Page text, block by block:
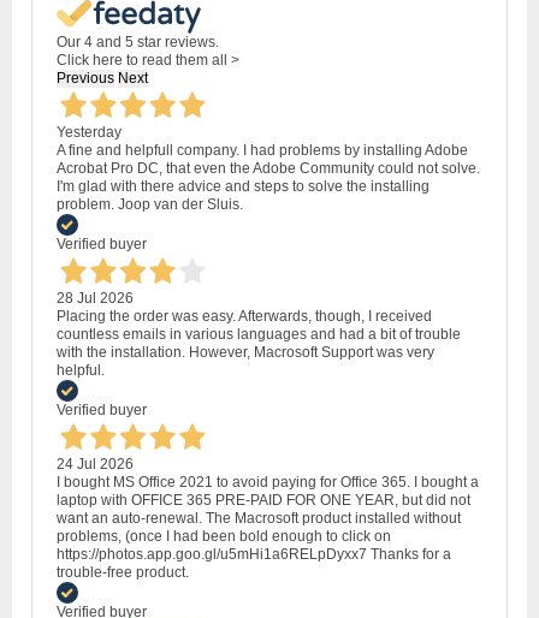
Our 4 and 5 star reviews.
Click here to read them all >
Previous Next
Yesterday
A fine and helpfull company. I had problems by installing Adobe
Acrobat Pro DC, that even the Adobe Community could not solve.
I'm glad with there advice and steps to solve the installing
problem. Joop van der Sluis.
Verified buyer
28 Jul 2026
Placing the order was easy. Afterwards, though, I received
countless emails in various languages and had a bit of trouble
with the installation. However, Macrosoft Support was very
helpful.
Verified buyer
24 Jul 2026
I bought MS Office 2021 to avoid paying for Office 365. I bought a
laptop with OFFICE 365 PRE-PAID FOR ONE YEAR, but did not
want an auto-renewal. The Macrosoft product installed without
problems, (once I had been bold enough to click on
https://photos.app.goo.gl/u5mHi1a6RELpDyxx7 Thanks for a
trouble-free product.
Verified buyer